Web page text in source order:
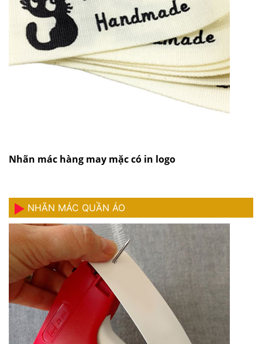
Nhãn mác hàng may mặc có in logo
NHÃN MÁC QUẦN ÁO